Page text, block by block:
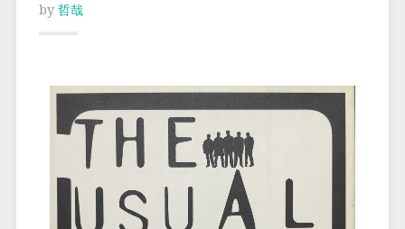
by 哲哉